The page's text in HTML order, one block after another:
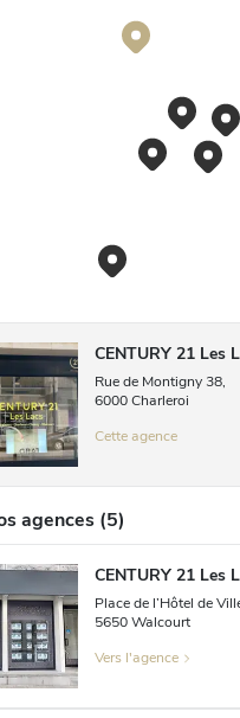
CENTURY 21 Les
Rue de Montigny 38,
6000 Charleroi
Cette agence
agences (5)
CENTURY 21 Les
Place de l’Hôtel de
5650 Walcourt
Vers l'agence